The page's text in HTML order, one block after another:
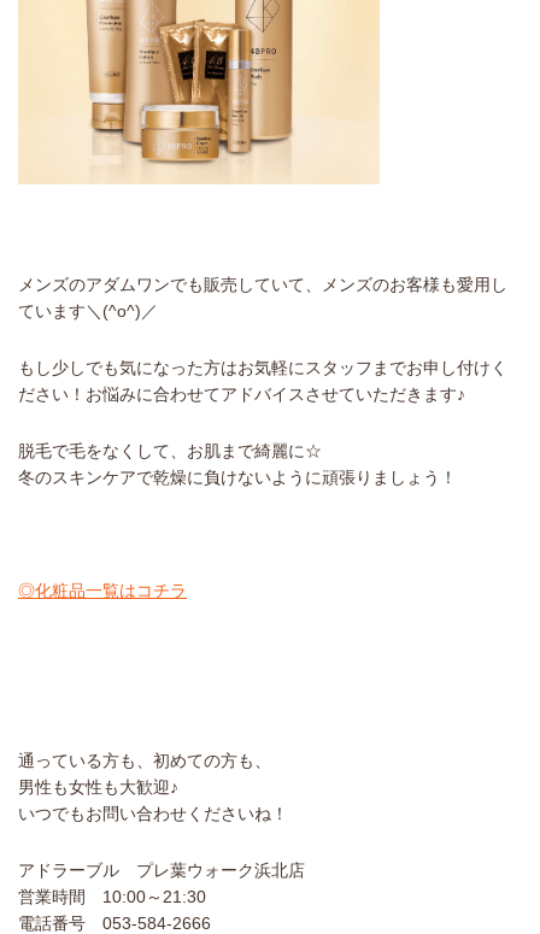
メンズのアダムワンでも販売していて、メンズのお客様も愛用し
ています＼(^o^)／
もし少しでも気になった方はお気軽にスタッフまでお申し付けく
ださい！お悩みに合わせてアドバイスさせていただきます♪
脱毛で毛をなくして、お肌まで綺麗に☆
冬のスキンケアで乾燥に負けないように頑張りましょう！
◎化粧品一覧はコチラ
通っている方も、初めての方も、
男性も女性も大歓迎♪
いつでもお問い合わせくださいね！
アドラーブル プレ葉ウォーク浜北店
営業時間 10:00～21:30
電話番号 053-584-2666